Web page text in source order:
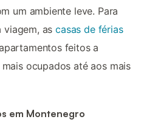
um ambiente leve. Para
viagem, ascasas de férias
feitos a
ocupados até aos mais
em Montenegro